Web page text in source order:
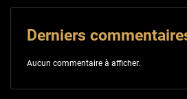
Derniers
Aucun commentaire à afficher.